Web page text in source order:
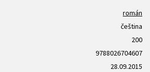
román
čeština
200
9788026704607
28.09.2015